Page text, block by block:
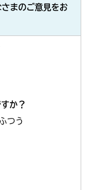
まのご意見をお
か？
つう